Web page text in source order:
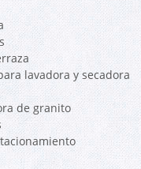
lavadora y secadora
de granito